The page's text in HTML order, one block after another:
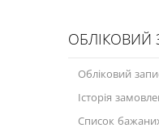
ОБЛІКОВИЙ
Обліковий
Історія
Список